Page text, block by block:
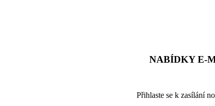
NABÍDKY E-
Přihlaste se k zasílání